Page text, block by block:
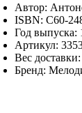
Автор:
ISBN: С60-
Год выпуска:
Артикул:
Вес
Бренд: